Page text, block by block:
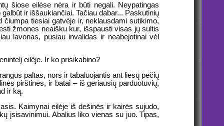
šiose eilėse nėra ir būti negali. Neypatingas
ir iššaukiančiai. Tačiau dabar... Paskutinių
tiesiai gatvėje ir, neklausdami sutikimo,
žmones neaišku kur, išspausti visas jų sultis
lavonas, pusiau invalidas ir neabejotinai vėl
eilėje. Ir ko prisikabino?
paltas, nors ir tabaluojantis ant liesų pečių
pirštinės, ir batai – iš geriausių parduotuvių,
ir ką.
Kaimynai eilėje iš dešinės ir kairės sujudo,
įsisavinimui. Abalius liko vienas su juo. Tipas,